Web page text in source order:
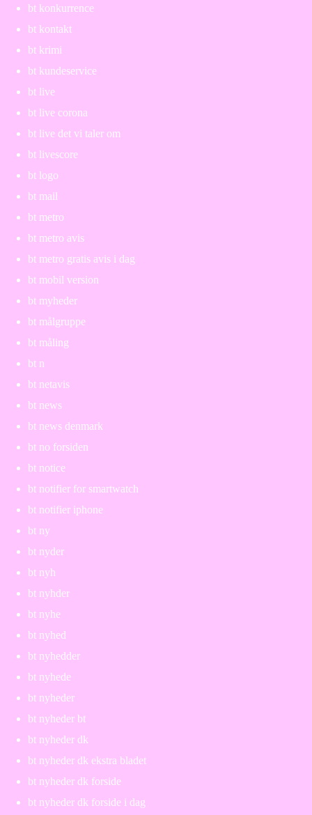
bt konkurrence
bt kontakt
bt krimi
bt kundeservice
bt live
bt live corona
bt live det vi taler om
bt livescore
bt logo
bt mail
bt metro
bt metro avis
bt metro gratis avis i dag
bt mobil version
bt myheder
bt målgruppe
bt måling
bt n
bt netavis
bt news
bt news denmark
bt no forsiden
bt notice
bt notifier for smartwatch
bt notifier iphone
bt ny
bt nyder
bt nyh
bt nyhder
bt nyhe
bt nyhed
bt nyhedder
bt nyhede
bt nyheder
bt nyheder bt
bt nyheder dk
bt nyheder dk ekstra bladet
bt nyheder dk forside
bt nyheder dk forside i dag